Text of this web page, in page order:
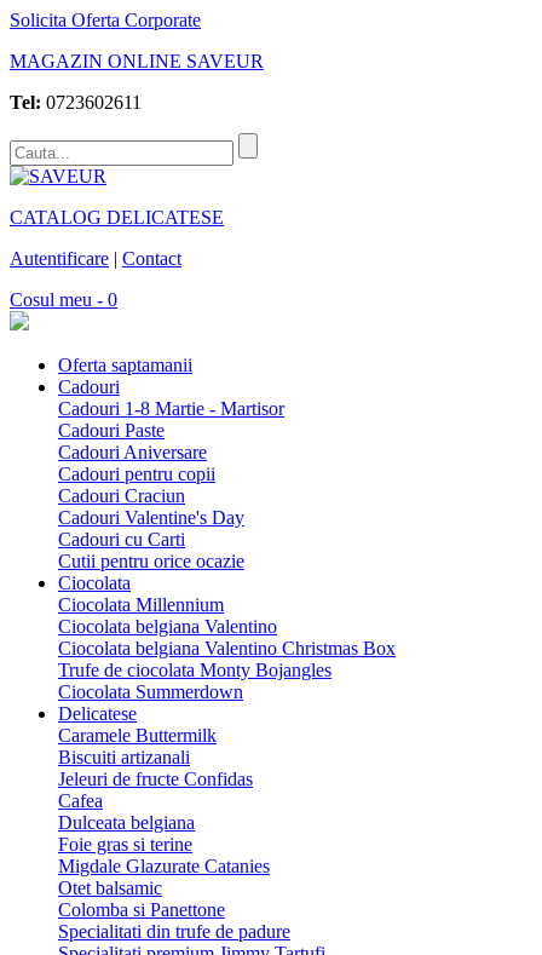
Solicita Oferta Corporate
MAGAZIN ONLINE SAVEUR
Tel: 0723602611
CATALOG DELICATESE
Autentificare | Contact
Cosul meu - 0
Oferta saptamanii
Cadouri
Cadouri 1-8 Martie - Martisor
Cadouri Paste
Cadouri Aniversare
Cadouri pentru copii
Cadouri Craciun
Cadouri Valentine's Day
Cadouri cu Carti
Cutii pentru orice ocazie
Ciocolata
Ciocolata Millennium
Ciocolata belgiana Valentino
Ciocolata belgiana Valentino Christmas Box
Trufe de ciocolata Monty Bojangles
Ciocolata Summerdown
Delicatese
Caramele Buttermilk
Biscuiti artizanali
Jeleuri de fructe Confidas
Cafea
Dulceata belgiana
Foie gras si terine
Migdale Glazurate Catanies
Otet balsamic
Colomba si Panettone
Specialitati din trufe de padure